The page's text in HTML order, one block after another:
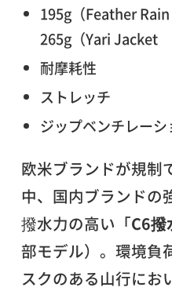
195g（Feather
265g（Yari Jacket
耐摩耗性
ストレッチ
ジップベンチレーシ
欧米ブランドが規制
中、国内ブランドの
撥水力の高い「C6撥
部モデル）。環境負
スクのある山行にお